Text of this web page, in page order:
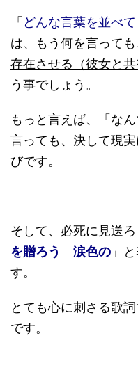
「 どんな言葉を並べ
は、もう何を言っても
存在させる（彼女と
う事でしょう。
もっと言えば、「な
言っても、決して現
びです。
そして、必死に見送
を贈ろう 涙色の 」
す。
とても心に刺さる歌
です。